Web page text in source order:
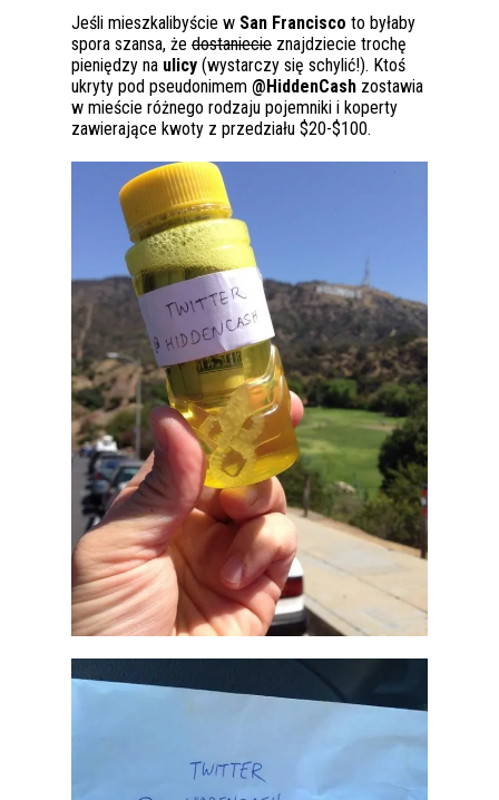
Jeśli mieszkalibyście w San Francisco to byłaby
spora szansa, że dostaniecie znajdziecie trochę
pieniędzy na ulicy (wystarczy się schylić!). Ktoś
ukryty pod pseudonimem @HiddenCash zostawia
w mieście różnego rodzaju pojemniki i koperty
zawierające kwoty z przedziału $20-$100.